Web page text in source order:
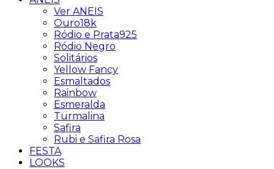
Ver ANEIS
Ouro18k
Ródio e Prata925
Ródio Negro
Solitários
Yellow Fancy
Esmaltados
Rainbow
Esmeralda
Turmalina
Safira
Rubi e Safira Rosa
FESTA
LOOKS